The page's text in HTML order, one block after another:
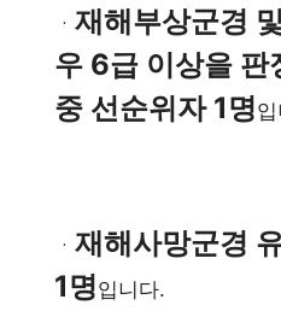
ㆍ 재해부상군경
우 6급 이상을 판
중 선순위자 1명
ㆍ 재해사망군경
1명입니다.